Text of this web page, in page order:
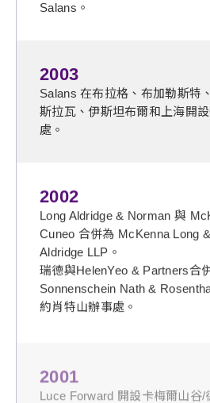
Salans。
2003
Salans 在布拉格、布加勒斯特
斯拉瓦、伊斯坦布爾和上海開
處。
2002
Long Aldridge & Norman 與
Cuneo 合併為 McKenna Long &
Aldridge LLP。
瑞德與HelenYeo & Partners合
Sonnenschein Nath &
約肖特山辦事處。
2001
Luce Forward 開設卡梅爾山谷/